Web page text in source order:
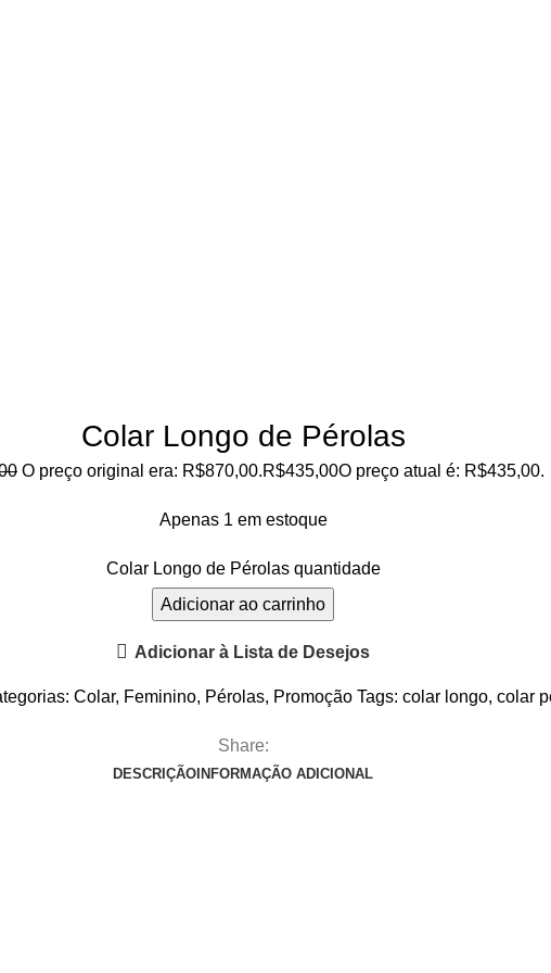
Colar Longo de Pérolas
O preço original era: R$870,00.R$435,00O preço atual é: R$435,00.
Apenas 1 em estoque
Colar Longo de Pérolas quantidade
Adicionar ao carrinho
Adicionar à Lista de Desejos
Colar, Feminino, Pérolas, Promoção Tags: colar longo, colar
Share:
DESCRIÇÃO INFORMAÇÃO ADICIONAL